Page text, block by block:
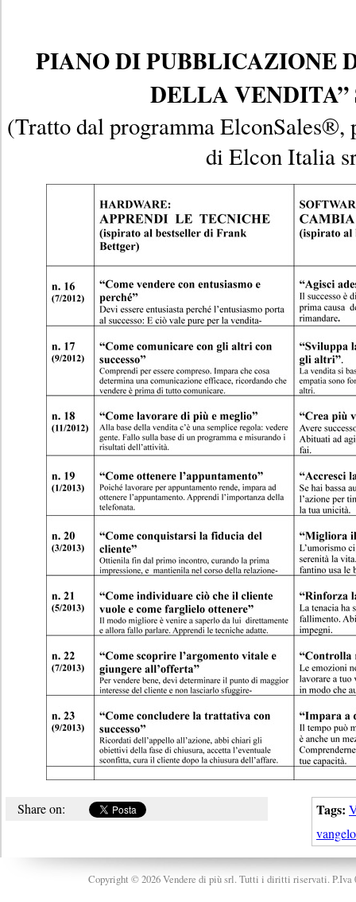
PIANO DI PUBBLICAZIONE
DELLA VENDITA”
(Tratto dal programma ElconSales®,
di Elcon Italia
Tags:
vangelo
Share on:
Copyright © 2026 Vendere di più srl. Tutti i diritti riservati. P.Iva